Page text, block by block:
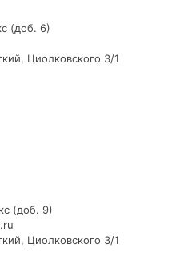
(доб. 6)
Циолковского 3/1
(доб. 9)
Циолковского 3/1